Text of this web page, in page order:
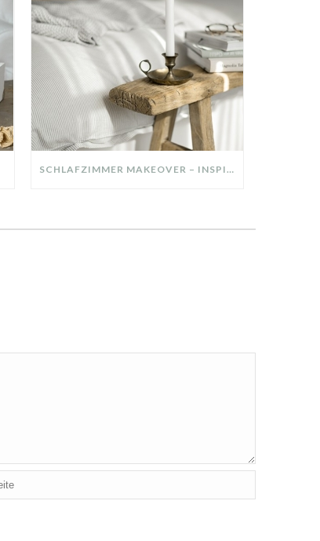
SCHLAFZIMMER MAKEOVER – INSPIRATION FÜR DEIN SCHLAFZIMMER: AUS ALT MACH NEU – HELL, GEMÜTLICH UND EINLADEND